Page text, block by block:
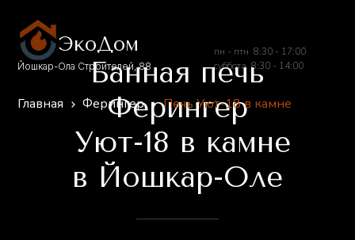
Банная печь
Ферингер
Уют-18 в камне
в Йошкар-Оле
Главная Ферингер Печь Уют-18 в камне
пн - птн 8:30 - 17:00
суббота 8:30 - 14:00
Йошкар-Ола Строителей, 88
ЭкоДом